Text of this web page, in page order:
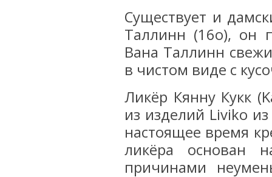
Существует и
Таллинн (16о), он
Вана Таллинн
в чистом виде с
Ликёр Кянну Кукк
из изделий Liviko
настоящее время
ликёра основан
причинами